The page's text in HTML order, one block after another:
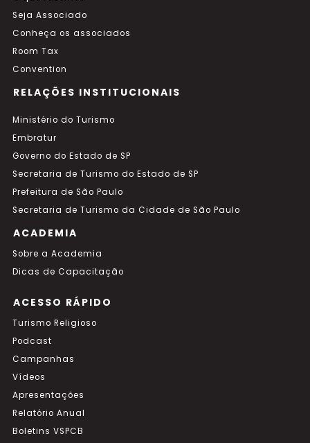
Seja Associado
Conheça os associados
Room Tax
Convention
RELAÇÕES INSTITUCIONAIS
Ministério do Turismo
Embratur
Governo do Estado de SP
Secretaria de Turismo do Estado de SP
Prefeitura de São Paulo
Secretaria de Turismo da Cidade de São Paulo
ACADEMIA
Sobre a Academia
Dicas de Capacitação
ACESSO RÁPIDO
Turismo Religioso
Podcast
Campanhas
Vídeos
Apresentações
Relatório Anual
Boletins VSPCB